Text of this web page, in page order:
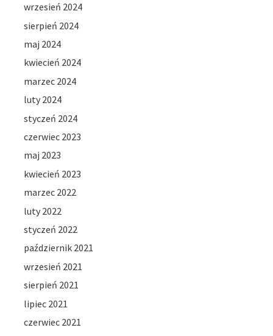
wrzesień 2024
sierpień 2024
maj 2024
kwiecień 2024
marzec 2024
luty 2024
styczeń 2024
czerwiec 2023
maj 2023
kwiecień 2023
marzec 2022
luty 2022
styczeń 2022
październik 2021
wrzesień 2021
sierpień 2021
lipiec 2021
czerwiec 2021